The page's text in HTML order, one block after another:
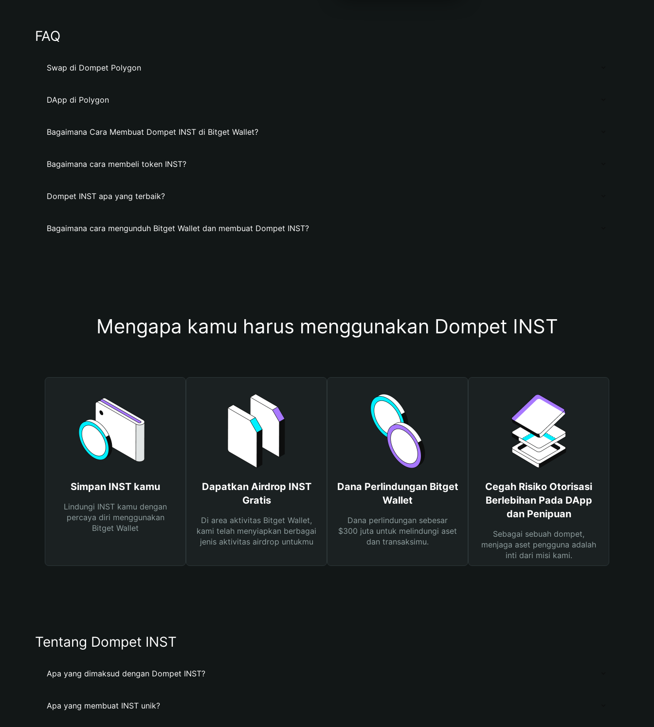
FAQ
Swap di Dompet Polygon
DApp di Polygon
Bagaimana Cara Membuat Dompet INST di Bitget Wallet?
Bagaimana cara membeli token INST?
Dompet INST apa yang terbaik?
Bagaimana cara mengunduh Bitget Wallet dan membuat Dompet INST?
Mengapa kamu harus menggunakan Dompet INST
Simpan INST kamu
Lindungi INST kamu dengan
percaya diri menggunakan
Bitget Wallet
Dapatkan Airdrop INST
Gratis
Di area aktivitas Bitget Wallet,
kami telah menyiapkan berbagai
jenis aktivitas airdrop untukmu
Dana Perlindungan Bitget
Wallet
Dana perlindungan sebesar
$300 juta untuk melindungi aset
dan transaksimu.
Cegah Risiko Otorisasi
Berlebihan Pada DApp
dan Penipuan
Sebagai sebuah dompet,
menjaga aset pengguna adalah
inti dari misi kami.
Tentang Dompet INST
Apa yang dimaksud dengan Dompet INST?
Apa yang membuat INST unik?